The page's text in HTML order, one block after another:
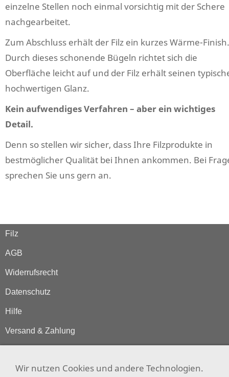
einzelne Stellen noch einmal vorsichtig mit der Schere
nachgearbeitet.
Zum Abschluss erhält der Filz ein kurzes Wärme-Finish.
Durch dieses schonende Bügeln richtet sich die
Oberfläche leicht auf und der Filz erhält seinen
hochwertigen Glanz.
Kein aufwendiges Verfahren – aber ein wichtiges
Detail.
Denn so stellen wir sicher, dass Ihre Filzprodukte in
bestmöglicher Qualität bei Ihnen ankommen. Bei
sprechen Sie uns gern an.
Filz
AGB
Widerrufsrecht
Datenschutz
Hilfe
Versand & Zahlung
Sitemap
Wir nutzen Cookies und andere Technologien.